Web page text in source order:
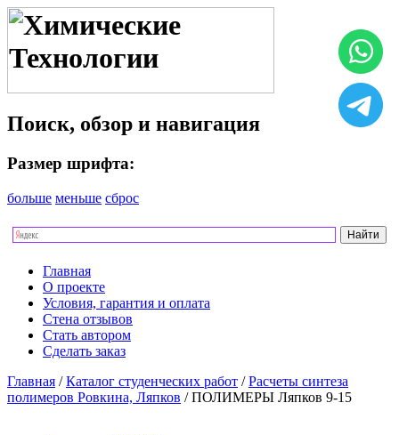
Поиск, обзор и навигация
Размер шрифта:
больше меньше сброс
Главная
О проекте
Условия, гарантия и оплата
Стена отзывов
Стать автором
Сделать заказ
Главная /Каталог студенческих работ /Расчеты синтеза
полимеров Ровкина, Ляпков / ПОЛИМЕРЫ Ляпков 9-15